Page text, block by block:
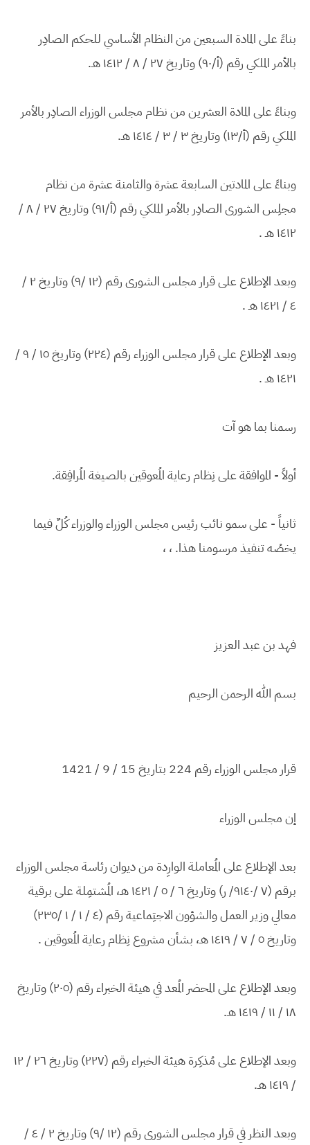
بناءً على المادة السبعين من النظام الأساسي للحكم الصادِر
بالأمر الملكي رقم (أ/٩٠) وتاريخ ٢٧ / ٨ / ١٤١٢ هـ.
وبناءً على المادة العشرين من نظام مجلس الوزراء الصادِر بالأمر
الملكي رقم (أ/١٣) وتاريخ ٣ / ٣ / ١٤١٤ هـ.
وبناءً على المادتين السابعة عشرة والثامنة عشرة من نظام
مجلِس الشورى الصادِر بالأمر الملكي رقم (أ/٩١) وتاريخ ٢٧ / ٨ /
١٤١٢ هـ .
وبعد الإطلاع على قرار مجلس الشورى رقم (١٢ /٩) وتاريخ ٢ /
٤ / ١٤٢١ هـ .
وبعد الإطلاع على قرار مجلس الوزراء رقم (٢٢٤) وتاريخ ١٥ / ٩ /
١٤٢١ هـ .
رسمنا بما هو آت
أولاً - الموافقة على نِظام رعاية المُعوقين بالصيغة المُرافِقة.
ثانياً - على سمو نائب رئيس مجلس الوزراء والوزراء كُلٌ فيما
يخصُه تنفيذ مرسومنا هذا. ، ،
فهد بن عبد العزيز
بسم الله الرحمن الرحيم
قرار مجلس الوزراء رقم 224 بتاريخ 15 / 9 / 1421
إن مجلس الوزراء
بعد الإطلاع على المُعاملة الوارِدة من ديوان رئاسة مجلس الوزراء
برقم (٧ /٩١٤٠/ ر) وتاريخ ٦ / ٥ / ١٤٢١ هـ، المُشتمِلة على برقية
معالي وزير العمل والشؤون الاجتِماعية رقم (٤ / ١ / ١ /٢٣٥)
وتاريخ ٥ / ٧ / ١٤١٩ هـ، بشأن مشروع نِظام رعاية المُعوقين .
وبعد الإطلاع على المحضر المُعد في هيئة الخبراء رقم (٢٠٥) وتاريخ
١٨ / ١١ / ١٤١٩ هـ.
وبعد الإطلاع على مُذكِرة هيئة الخبراء رقم (٢٢٧) وتاريخ ٢٦ / ١٢
/ ١٤١٩ هـ.
وبعد النظر في قرار مجلس الشورى رقم (١٢ /٩) وتاريخ ٢ / ٤ /